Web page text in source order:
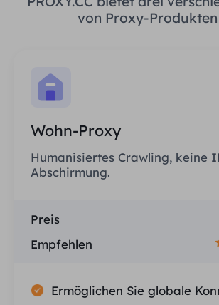
von Proxy-Produkten
Wohn-Proxy
Humanisiertes Crawling, keine
Abschirmung.
Preis
Empfehlen
Ermöglichen Sie globale